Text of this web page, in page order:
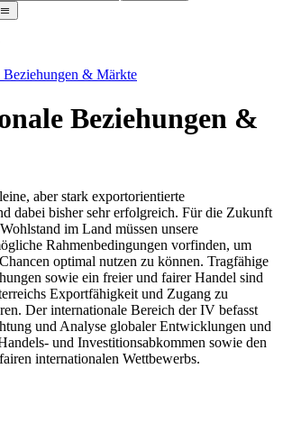
Beziehungen & Märkte
Beziehungen &
aber stark exportorientierte
dabei bisher sehr erfolgreich. Für die Zukunft
im Land müssen unsere
Rahmenbedingungen vorfinden, um
optimal nutzen zu können. Tragfähige
sowie ein freier und fairer Handel sind
Exportfähigkeit und Zugang zu
Der internationale Bereich der IV befasst
und Analyse globaler Entwicklungen und
und Investitionsabkommen sowie den
internationalen Wettbewerbs.